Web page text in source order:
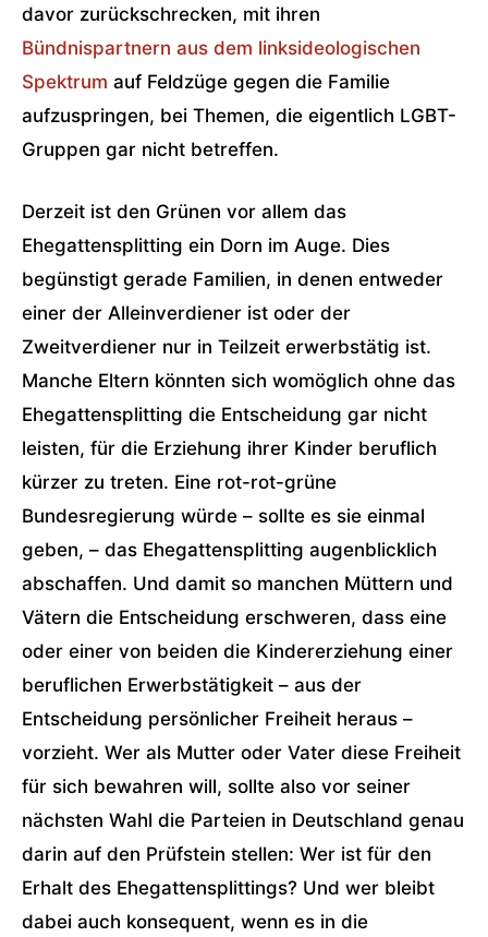
davor zurückschrecken, mit ihren
Bündnispartnern aus dem linksideologischen
Spektrum auf Feldzüge gegen die Familie
aufzuspringen, bei Themen, die eigentlich LGBT-
Gruppen gar nicht betreffen.
Derzeit ist den Grünen vor allem das
Ehegattensplitting ein Dorn im Auge. Dies
begünstigt gerade Familien, in denen entweder
einer der Alleinverdiener ist oder der
Zweitverdiener nur in Teilzeit erwerbstätig ist.
Manche Eltern könnten sich womöglich ohne das
Ehegattensplitting die Entscheidung gar nicht
leisten, für die Erziehung ihrer Kinder beruflich
kürzer zu treten. Eine rot-rot-grüne
Bundesregierung würde – sollte es sie einmal
geben, – das Ehegattensplitting augenblicklich
abschaffen. Und damit so manchen Müttern und
Vätern die Entscheidung erschweren, dass eine
oder einer von beiden die Kindererziehung einer
beruflichen Erwerbstätigkeit – aus der
Entscheidung persönlicher Freiheit heraus –
vorzieht. Wer als Mutter oder Vater diese Freiheit
für sich bewahren will, sollte also vor seiner
nächsten Wahl die Parteien in Deutschland genau
darin auf den Prüfstein stellen: Wer ist für den
Erhalt des Ehegattensplittings? Und wer bleibt
dabei auch konsequent, wenn es in die